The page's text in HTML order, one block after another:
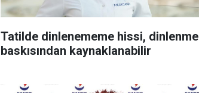
Tatilde dinlenememe hissi, dinlenme
baskısından kaynaklanabilir